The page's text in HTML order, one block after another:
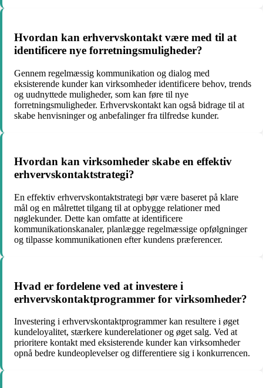
Hvordan kan erhvervskontakt være med til at
identificere nye forretningsmuligheder?
Gennem regelmæssig kommunikation og dialog med
eksisterende kunder kan virksomheder identificere behov, trends
og uudnyttede muligheder, som kan føre til nye
forretningsmuligheder. Erhvervskontakt kan også bidrage til at
skabe henvisninger og anbefalinger fra tilfredse kunder.
Hvordan kan virksomheder skabe en effektiv
erhvervskontaktstrategi?
En effektiv erhvervskontaktstrategi bør være baseret på klare
mål og en målrettet tilgang til at opbygge relationer med
nøglekunder. Dette kan omfatte at identificere
kommunikationskanaler, planlægge regelmæssige opfølgninger
og tilpasse kommunikationen efter kundens præferencer.
Hvad er fordelene ved at investere i
erhvervskontaktprogrammer for virksomheder?
Investering i erhvervskontaktprogrammer kan resultere i øget
kundeloyalitet, stærkere kunderelationer og øget salg. Ved at
prioritere kontakt med eksisterende kunder kan virksomheder
opnå bedre kundeoplevelser og differentiere sig i konkurrencen.